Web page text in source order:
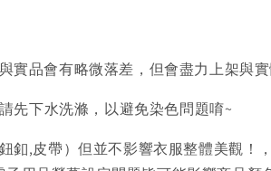
品會有略微落差，但會盡力上架與實
先下水洗滌，以避免染色問題唷~
,皮帶）但並不影響衣服整體美觀！